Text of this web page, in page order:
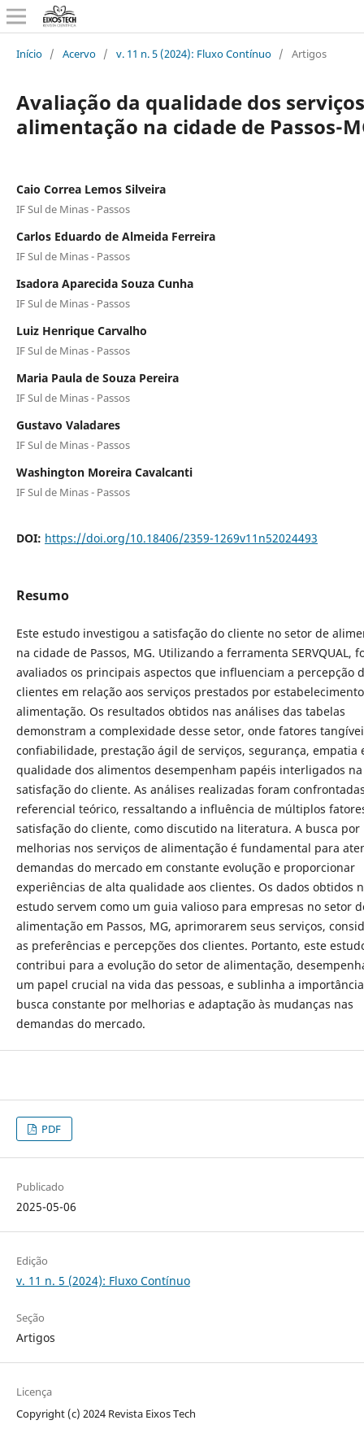
Início / Acervo / v. 11 n. 5 (2024): Fluxo Contínuo / Artigos
Avaliação da qualidade dos
alimentação na cidade de Passos-
Caio Correa Lemos Silveira
IF Sul de Minas - Passos
Carlos Eduardo de Almeida Ferreira
IF Sul de Minas - Passos
Isadora Aparecida Souza Cunha
IF Sul de Minas - Passos
Luiz Henrique Carvalho
IF Sul de Minas - Passos
Maria Paula de Souza Pereira
IF Sul de Minas - Passos
Gustavo Valadares
IF Sul de Minas - Passos
Washington Moreira Cavalcanti
IF Sul de Minas - Passos
DOI: https://doi.org/10.18406/2359-1269v11n52024493
Resumo
Este estudo investigou a satisfação do cliente no setor de
na cidade de Passos, MG. Utilizando a ferramenta SERVQUAL,
avaliados os principais aspectos que influenciam a percepção
clientes em relação aos serviços prestados por
alimentação. Os resultados obtidos nas análises das tabelas
demonstram a complexidade desse setor, onde fatores
confiabilidade, prestação ágil de serviços, segurança, empatia
qualidade dos alimentos desempenham papéis interligados na
satisfação do cliente. As análises realizadas foram
referencial teórico, ressaltando a influência de múltiplos
satisfação do cliente, como discutido na literatura. A busca por
melhorias nos serviços de alimentação é fundamental para
demandas do mercado em constante evolução e proporcionar
experiências de alta qualidade aos clientes. Os dados obtidos
estudo servem como um guia valioso para empresas no setor
alimentação em Passos, MG, aprimorarem seus serviços,
as preferências e percepções dos clientes. Portanto, este
contribui para a evolução do setor de alimentação,
um papel crucial na vida das pessoas, e sublinha a
busca constante por melhorias e adaptação às mudanças nas
demandas do mercado.
PDF
Publicado
2025-05-06
Edição
v. 11 n. 5 (2024): Fluxo Contínuo
Seção
Artigos
Licença
Copyright (c) 2024 Revista Eixos Tech